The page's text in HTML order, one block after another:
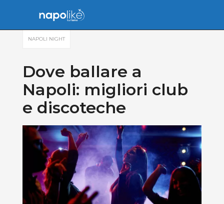
NAPOLI NIGHT
Dove ballare a
Napoli: migliori club
e discoteche